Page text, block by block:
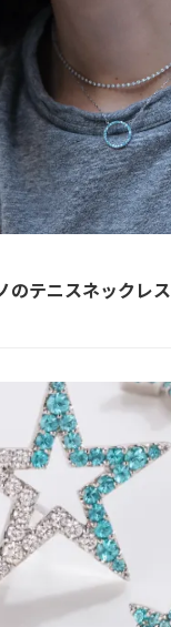
のテニスネックレス